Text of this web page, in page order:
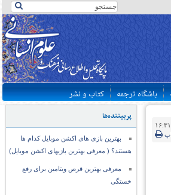
باشگاه ترجمه کتاب و نشر
پربیننده‌ها
بهترین بازی های اکشن موبایل کدام ها
هستند؟ ( معرفی بهترین بازیهای اکشن موبایل)
معرفی بهترین قرص ویتامین برای رفع
خستگی